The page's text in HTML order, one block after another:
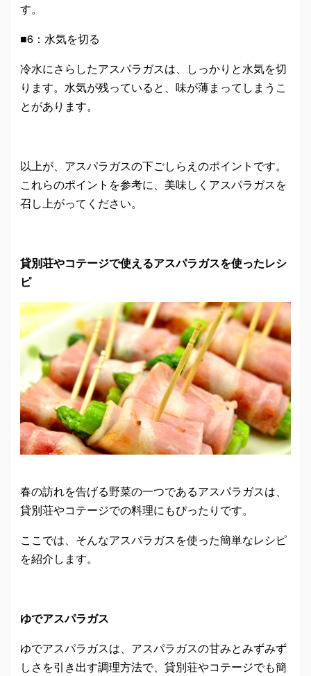
す。
■6：水気を切る
冷水にさらしたアスパラガスは、しっかりと水気を切
ります。水気が残っていると、味が薄まってしまうこ
とがあります。
以上が、アスパラガスの下ごしらえのポイントです。
これらのポイントを参考に、美味しくアスパラガスを
召し上がってください。
貸別荘やコテージで使えるアスパラガスを使ったレシ
ピ
春の訪れを告げる野菜の一つであるアスパラガスは、
貸別荘やコテージでの料理にもぴったりです。
ここでは、そんなアスパラガスを使った簡単なレシピ
を紹介します。
ゆでアスパラガス
ゆでアスパラガスは、アスパラガスの甘みとみずみず
しさを引き出す調理方法で、貸別荘やコテージでも簡